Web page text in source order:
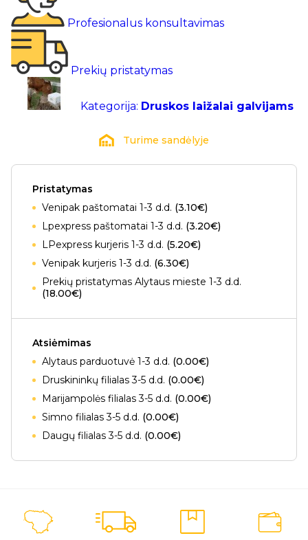
Profesionalus konsultavimas
Prekių pristatymas
Kategorija: Druskos laižalai galvijams
Turime sandėlyje
Pristatymas
Venipak paštomatai 1-3 d.d. (3.10€)
Lpexpress paštomatai 1-3 d.d. (3.20€)
LPexpress kurjeris 1-3 d.d. (5.20€)
Venipak kurjeris 1-3 d.d. (6.30€)
Prekių pristatymas Alytaus mieste 1-3 d.d.
(18.00€)
Atsiėmimas
Alytaus parduotuvė 1-3 d.d. (0.00€)
Druskininkų filialas 3-5 d.d. (0.00€)
Marijampolės filialas 3-5 d.d. (0.00€)
Simno filialas 3-5 d.d. (0.00€)
Daugų filialas 3-5 d.d. (0.00€)